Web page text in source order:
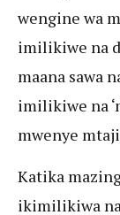
wengine wa
imilikiwe na
maana sawa
imilikiwe na
mwenye
Katika
ikimilikiwa